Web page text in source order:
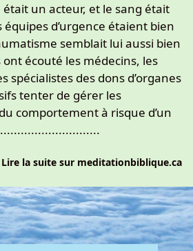
était un acteur, et le sang était
équipes d’urgence étaient bien
semblait lui aussi bien
ont écouté les médecins, les
spécialistes des dons d’organes
tenter de gérer les
comportement à risque d’un
Lire la suite sur meditationbiblique.ca